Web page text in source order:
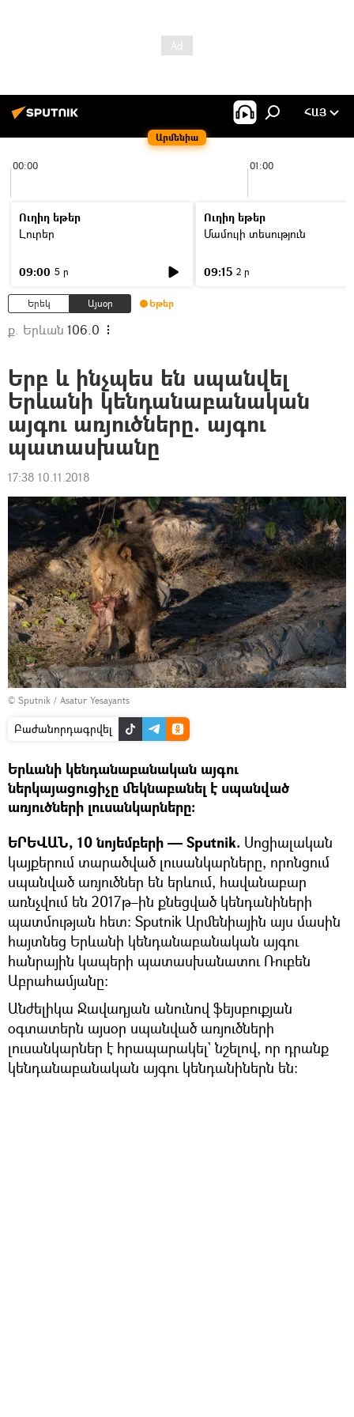
Արմենիա
ՀԱՅ
00:00 01:00
Ուղիղ եթեր
Լուրեր
09:00 5 ր
Ուղիղ եթեր
Մամուլի տեսություն
09:15 2 ր
Երեկ Այսօր Եթեր
ք. Երևան 106.0
Երբ և ինչպես են սպանվել
Երևանի կենդանաբանական
այգու առյուծները. այգու
պատասխանը
17:38 10.11.2018
© Sputnik / Asatur Yesayants
Բաժանորդագրվել
Երևանի կենդանաբանական այգու
ներկայացուցիչը մեկնաբանել է սպանված
առյուծների լուսանկարները։
ԵՐԵՎԱՆ, 10 նոյեմբերի — Sputnik. Սոցիալական
կայքերում տարածված լուսանկարները, որոնցում
սպանված առյուծներ են երևում, հավանաբար
առնչվում են 2017թ–ին քնեցված կենդանիների
պատմության հետ։ Sputnik Արմենիային այս մասին
հայտնեց Երևանի կենդանաբանական այգու
հանրային կապերի պատասխանատու Ռուբեն
Աբրահամյանը։
Անժելիկա Ջավադյան անունով ֆեյսբուքյան
օգտատերն այսօր սպանված առյուծների
լուսանկարներ է հրապարակել` նշելով, որ դրանք
կենդանաբանական այգու կենդանիներն են։